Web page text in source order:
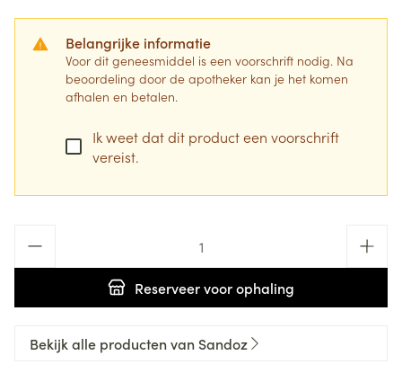
Belangrijke informatie
Voor dit geneesmiddel is een voorschrift nodig. Na
beoordeling door de apotheker kan je het komen
afhalen en betalen.
Ik weet dat dit product een voorschrift
vereist.
Reserveervoor ophaling
Bekijk alle producten van Sandoz